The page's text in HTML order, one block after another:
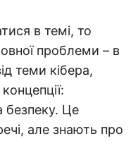
в темі, то
проблеми – в
теми кібера,
безпеку. Це
але знають про